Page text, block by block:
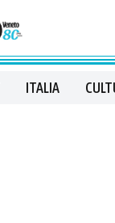
ITALIA